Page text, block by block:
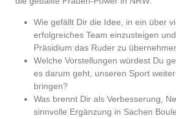
Wie gefällt Dir die Idee, in ein über
erfolgreiches Team einzusteigen
Präsidium das Ruder zu
Welche Vorstellungen würdest Du
es darum geht, unseren Sport
bringen?
Was brennt Dir als Verbesserung,
sinnvolle Ergänzung in Sachen